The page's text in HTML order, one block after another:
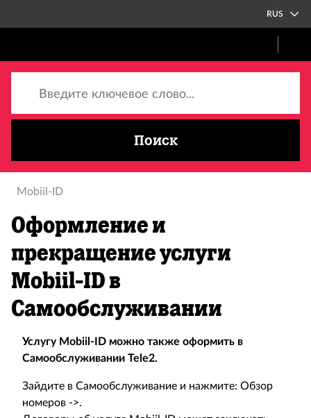
RUS
Поиск
Mobiil-ID
Оформление и
прекращение услуги
Mobiil-ID в
Самообслуживании
Услугу Mobiil-ID можно также оформить в
Самообслуживании Tele2.
Зайдите в Самообслуживание и нажмите: Обзор
номеров ->.